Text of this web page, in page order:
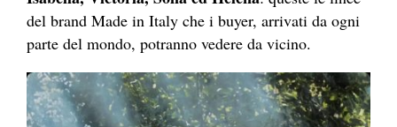
del brand Made in Italy che i buyer, arrivati da ogni
parte del mondo, potranno vedere da vicino.